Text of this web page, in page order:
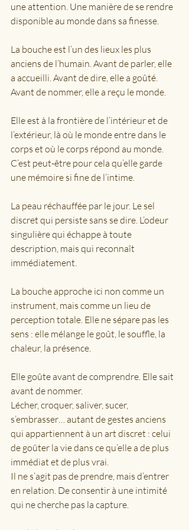
une attention. Une manière de se rendre
disponible au monde dans sa finesse.
La bouche est l’un des lieux les plus
anciens de l’humain. Avant de parler, elle
a accueilli. Avant de dire, elle a goûté.
Avant de nommer, elle a reçu le monde.
Elle est à la frontière de l’intérieur et de
l’extérieur, là où le monde entre dans le
corps et où le corps répond au monde.
C’est peut-être pour cela qu’elle garde
une mémoire si fine de l’intime.
La peau réchauffée par le jour. Le sel
discret qui persiste sans se dire. L’odeur
singulière qui échappe à toute
description, mais qui reconnaît
immédiatement.
La bouche approche ici non comme un
instrument, mais comme un lieu de
perception totale. Elle ne sépare pas les
sens : elle mélange le goût, le souffle, la
chaleur, la présence.
Elle goûte avant de comprendre. Elle sait
avant de nommer.
Lécher, croquer, saliver, sucer,
s’embrasser… autant de gestes anciens
qui appartiennent à un art discret : celui
de goûter la vie dans ce qu’elle a de plus
immédiat et de plus vrai.
Il ne s’agit pas de prendre, mais d’entrer
en relation. De consentir à une intimité
qui ne cherche pas la capture.